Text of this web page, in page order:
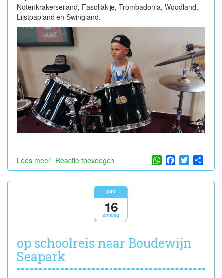
Notenkrakerseiland, Fasollakije, Trombadonia, Woodland,
Lijstpapland en Swingland.
Lees meer over
Naar
de
Reactie toevoegen WhatsApp
Facebook
Twitter
zondag
juni
16
op schoolreis naar Boudewijn
Seapark